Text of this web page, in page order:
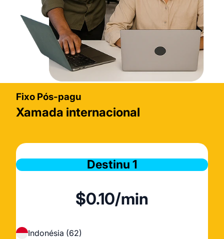
Fixo Pós-pagu
Xamada internacional
Destinu 1
$0.10/min
Indonésia (62)